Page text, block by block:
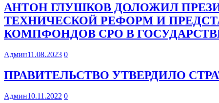
АНТОН ГЛУШКОВ ДОЛОЖИЛ
ТЕХНИЧЕСКОЙ РЕФОРМ И
КОМПФОНДОВ СРО В
Админ11.08.2023 0
ПРАВИТЕЛЬСТВО УТВЕРДИЛО
Админ10.11.2022 0